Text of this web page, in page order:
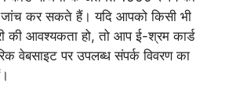
जांच कर सकते हैं। यदि आपको किसी भी
की आवश्यकता हो, तो आप ई-श्रम कार्ड
वेबसाइट पर उपलब्ध संपर्क विवरण का